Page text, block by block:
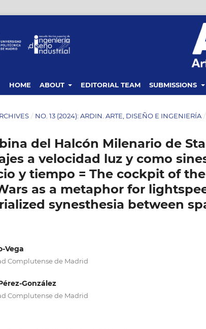
HOME ABOUT EDITORIAL TEAM SUBMISSIONS
/ NO. 13 (2024): ARDIN. ARTE, DISEÑO E INGENIERÍA /
del Halcón Milenario de
a velocidad luz y como
y tiempo = The cockpit of
as a metaphor for
synesthesia between
Vega
Complutense de Madrid
González
Complutense de Madrid